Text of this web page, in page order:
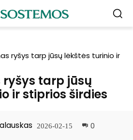
ryšys tarp jūsų lėkštės turinio ir
tarp jūsų
ir stiprios širdies
2026-02-15 0